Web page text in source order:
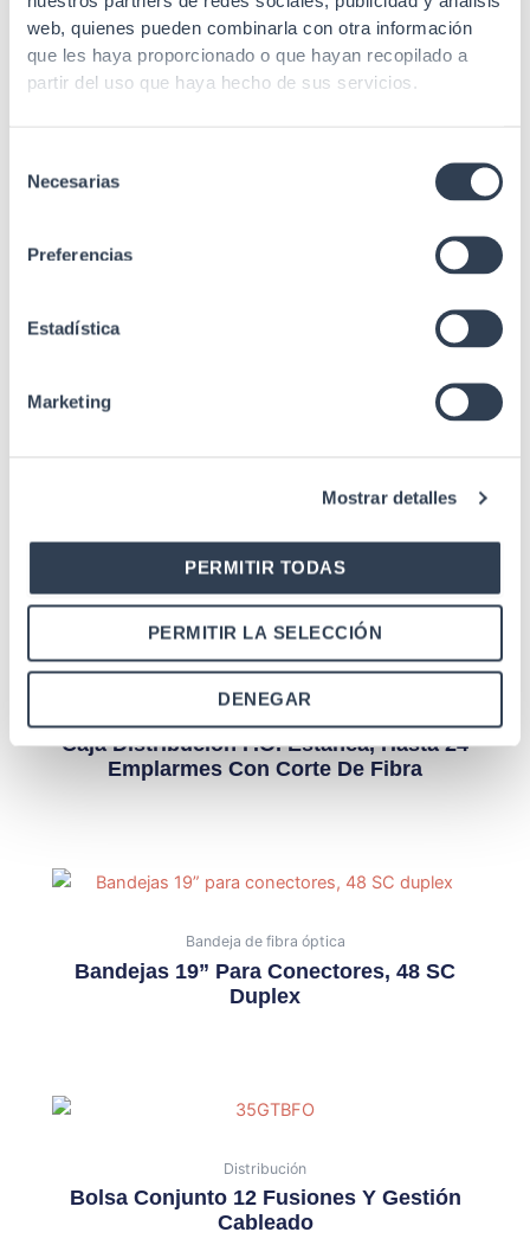
web, quienes pueden combinarla con otra información
que les haya proporcionado o que hayan recopilado a
partir del uso que haya hecho de sus servicios.
Necesarias
Preferencias
Estadística
Marketing
Mostrar detalles
PERMITIR TODAS
PERMITIR LA SELECCIÓN
DENEGAR
61754-4, UL94
Productos relacionados
Cajas Superficie F.O. Para 8 Conectores
Caja Distribución F.O. Estanca, Hasta 24
Emplarmes Con Corte De Fibra
Bandeja de fibra óptica
Bandejas 19” Para Conectores, 48 SC
Duplex
Distribución
Bolsa Conjunto 12 Fusiones Y Gestión
Cableado